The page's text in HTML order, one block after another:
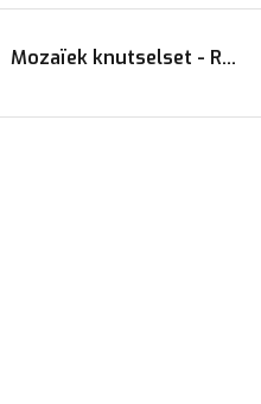
Mozaïek knutselset - R...